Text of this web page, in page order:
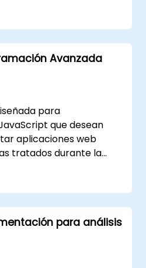
preparados para
el examen de
CPRE – NivelAvanzada
para
que desean
aplicaciones web
tratados durante la
programación
los errores más
de la formación es
orientada a objetos
sintaxis de JavaScript.
para análisis